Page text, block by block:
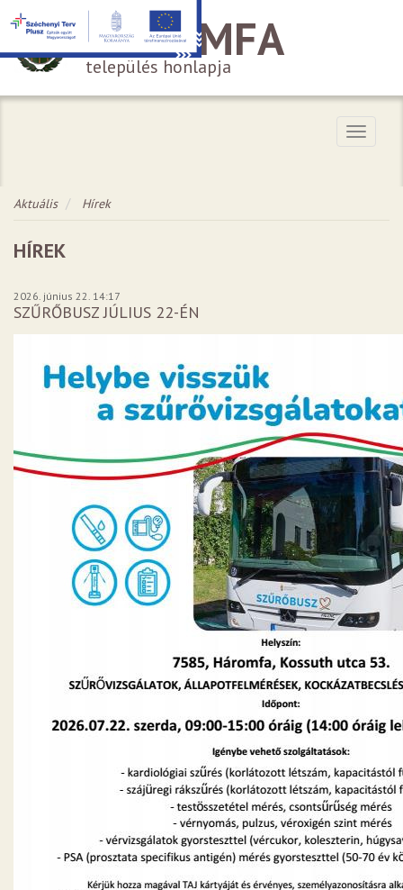
HÁROMFA
település honlapja
Menü
Aktuális Hírek
HÍREK
2026. június 22. 14:17
SZŰRŐBUSZ JÚLIUS 22-ÉN